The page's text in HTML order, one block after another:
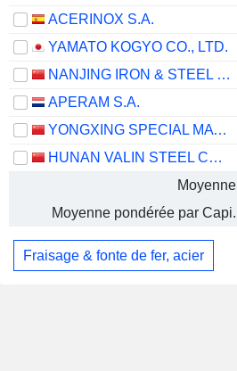
ACERINOX S.A.
YAMATO KOGYO CO., LTD.
NANJING IRON & STEEL CO., LTD.
APERAM S.A.
YONGXING SPECIAL MATERIALS TECHNOLOGY CO.,LTD
HUNAN VALIN STEEL CO., LTD.
Moyenne
Moyenne pondérée par Capi.
Fraisage & fonte de fer, acier